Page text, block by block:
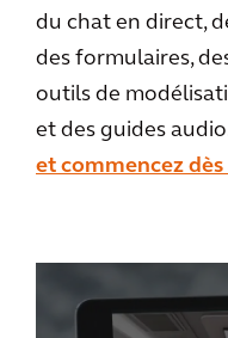
du chat en direct,
des formulaires,
outils de
et des guides
et commencez